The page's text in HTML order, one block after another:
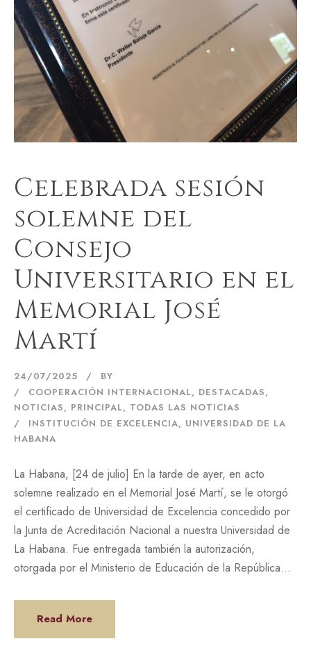
Celebrada sesión
solemne del
Consejo
Universitario en el
Memorial José
Martí
24/07/2025
BY
COOPERACIÓN INTERNACIONAL, DESTACADAS,
NOTICIAS, PRINCIPAL, TODAS LAS NOTICIAS
INSTITUCIÓN DE EXCELENCIA, UNIVERSIDAD DE LA
HABANA
La Habana, [24 de julio] En la tarde de ayer, en acto
solemne realizado en el Memorial José Martí, se le otorgó
el certificado de Universidad de Excelencia concedido por
la Junta de Acreditación Nacional a nuestra Universidad de
La Habana. Fue entregada también la autorización,
otorgada por el Ministerio de Educación de la República...
Read More